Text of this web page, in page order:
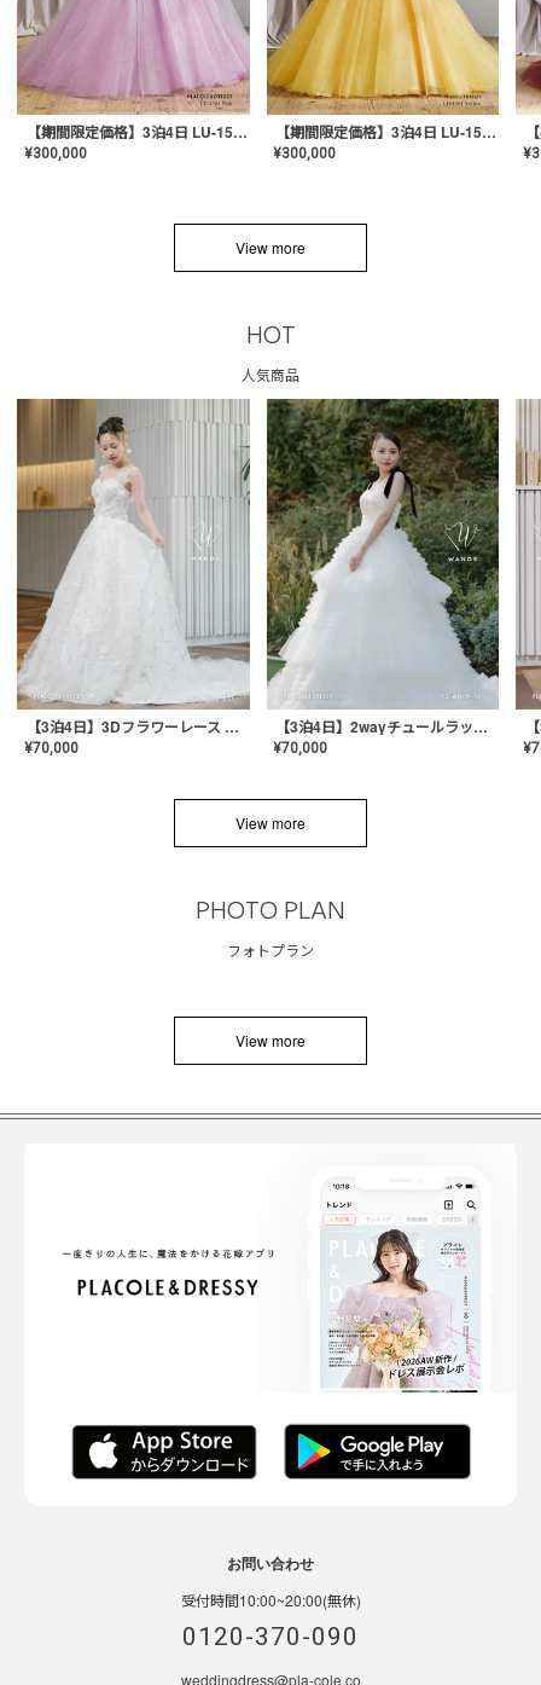
【期間限定価格】3泊4日 LU-1501(Pink)
¥300,000
【期間限定価格】3泊4日 LU-1501(Yellow)
¥300,000 ¥
View more
HOT
人気商品
【3泊4日】3Dフラワーレース ドレス〈PD-WDOR-331〉
¥70,000
【3泊4日】2wayチュールラッフルドレス〈PD-WDOR-341RTL〉
¥70,000 ¥
View more
PHOTO PLAN
フォトプラン
View more
お問い合わせ
受付時間10:00~20:00(無休)
0120-370-090
weddingdress@pla-cole.co